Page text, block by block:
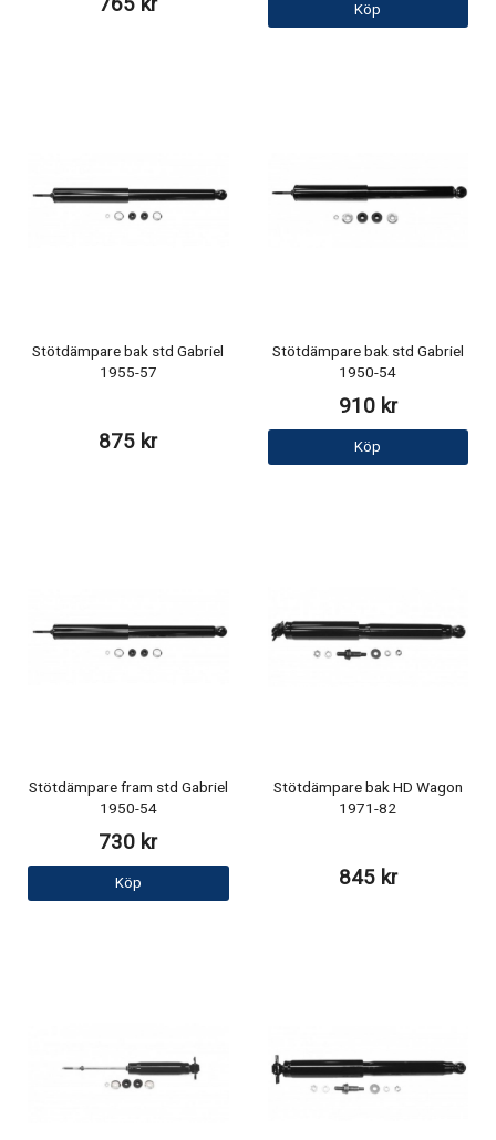
Köp
Stötdämpare bak std Gabriel
1955-57
875 kr
Stötdämpare bak std Gabriel
1950-54
910 kr
Köp
Stötdämpare fram std Gabriel
1950-54
730 kr
Köp
Stötdämpare bak HD Wagon
1971-82
845 kr